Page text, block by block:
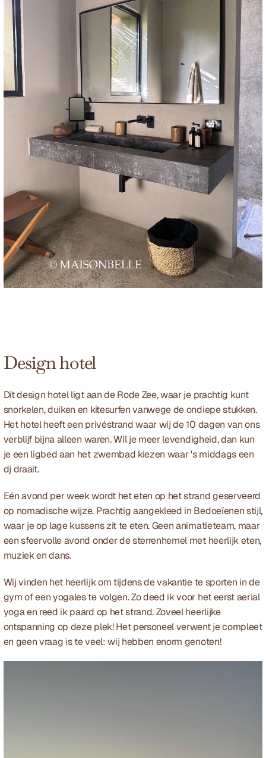
Design hotel
Dit design hotel ligt aan de Rode Zee, waar je prachtig kunt
snorkelen, duiken en kitesurfen vanwege de ondiepe stukken.
Het hotel heeft een privéstrand waar wij de 10 dagen van ons
verblijf bijna alleen waren. Wil je meer levendigheid, dan kun
je een ligbed aan het zwembad kiezen waar 's middags een
dj draait.
Eén avond per week wordt het eten op het strand geserveerd
op nomadische wijze. Prachtig aangekleed in Bedoeïenen stijl,
waar je op lage kussens zit te eten. Geen animatieteam, maar
een sfeervolle avond onder de sterrenhemel met heerlijk eten,
muziek en dans.
Wij vinden het heerlijk om tijdens de vakantie te sporten in de
gym of een yogales te volgen. Zo deed ik voor het eerst aerial
yoga en reed ik paard op het strand. Zoveel heerlijke
ontspanning op deze plek! Het personeel verwent je compleet
en geen vraag is te veel: wij hebben enorm genoten!